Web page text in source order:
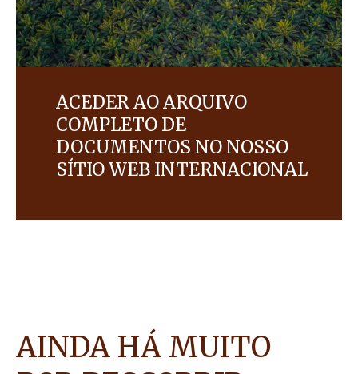
ACEDER AO ARQUIVO
COMPLETO DE
DOCUMENTOS NO NOSSO
SÍTIO WEB INTERNACIONAL
AINDA HÁ MUITO